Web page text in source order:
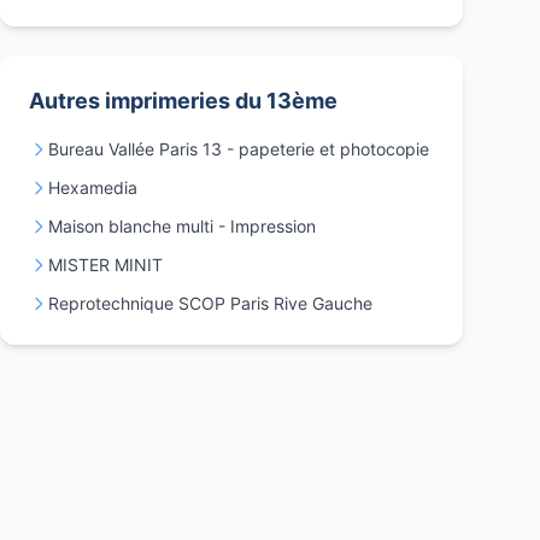
Autres imprimeries du 13ème
Bureau Vallée Paris 13 - papeterie et photocopie
Hexamedia
Maison blanche multi - Impression
MISTER MINIT
Reprotechnique SCOP Paris Rive Gauche